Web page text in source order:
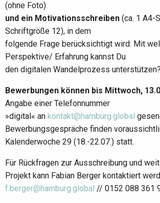
(ohne Foto)
und ein Motivationsschreiben (ca. 1 A4-
Schriftgröße 12), in dem
folgende Frage berücksichtigt wird: Mit
Perspektive/ Erfahrung kannst Du
den digitalen Wandelprozess unterstützen?
Bewerbungen können bis Mittwoch,
Angabe einer Telefonnummer
»digital« an kontakt@hamburg.global
Bewerbungsgespräche finden
Kalenderwoche 29 (18.-22.07.) statt.
Für Rückfragen zur Ausschreibung und
Projekt kann Fabian Berger kontaktiert
f.berger@hamburg.global // 0152 088 361